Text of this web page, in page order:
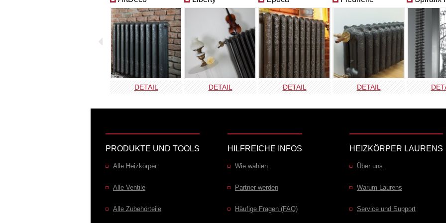
DETAIL DETAIL DETAIL DETAIL
PRODUKTE UND TOOLS
Alle Heizkörper
Alle Ventile
Alle Zubehörteile
HILFREICHE INFOS
Wie wählen
Partner werden
Häufige Fragen (FAQ)
HEIZKÖRPER LAURENS
Über uns
Warum Laurens
Service und Support